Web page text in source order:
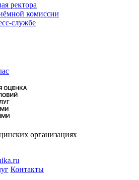
ректора
комиссии
службе
организациях
Контакты